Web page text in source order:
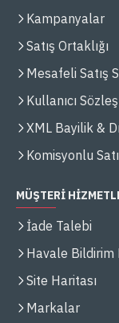
Kampanyalar
Satış Ortaklığı
Mesafeli Satış
Kullanıcı
XML Bayilik &
Komisyonlu
MÜŞTERİ
İade Talebi
Havale Bildirim
Site Haritası
Markalar